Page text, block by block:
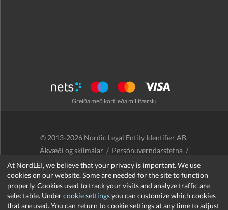
At NordLEI, we believe that your privacy is important. We use
cookies on our website. Some are needed for the site to function
properly. Cookies used to track your visits and analyze traffic are
selectable. Undercookie settingsyou can customize which cookies
that are used. You can return to cookie settings at any time to adjust
Greiða með korti eða millifærslu
© 2013-2026 Nordic Legal Entity Identifier AB.
Ákvæði og skilmálar / Persónuverndarstefna /
Endurgreiðslustefna / Cookies
support@nordlei.org